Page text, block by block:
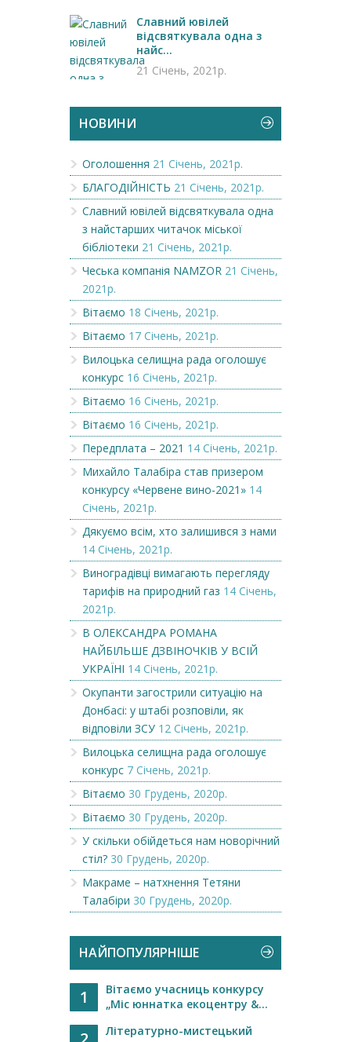
Славний ювілей
відсвяткувала одна з
найс...
21 Січень, 2021р.
НОВИНИ
Оголошення 21 Січень, 2021р.
БЛАГОДІЙНІСТЬ 21 Січень, 2021р.
Славний ювілей відсвяткувала одна
з найстарших читачок міської
бібліотеки 21 Січень, 2021р.
Чеська компанія NAMZOR 21 Січень,
2021р.
Вітаємо 18 Січень, 2021р.
Вітаємо 17 Січень, 2021р.
Вилоцька селищна рада оголошує
конкурс 16 Січень, 2021р.
Вітаємо 16 Січень, 2021р.
Вітаємо 16 Січень, 2021р.
Передплата – 2021 14 Січень, 2021р.
Михайло Талабіра став призером
конкурсу «Червене вино-2021» 14
Січень, 2021р.
Дякуємо всім, хто залишився з нами
14 Січень, 2021р.
Виноградівці вимагають перегляду
тарифів на природний газ 14 Січень,
2021р.
В ОЛЕКСАНДРА РОМАНА
НАЙБІЛЬШЕ ДЗВІНОЧКІВ У ВСІЙ
УКРАЇНІ 14 Січень, 2021р.
Окупанти загострили ситуацію на
Донбасі: у штабі розповіли, як
відповіли ЗСУ 12 Січень, 2021р.
Вилоцька селищна рада оголошує
конкурс 7 Січень, 2021р.
Вітаємо 30 Грудень, 2020р.
Вітаємо 30 Грудень, 2020р.
У скільки обійдеться нам новорічний
стіл? 30 Грудень, 2020р.
Макраме – натхнення Тетяни
Талабіри 30 Грудень, 2020р.
НАЙПОПУЛЯРНІШЕ
1
Вітаємо учасниць конкурсу
„Міс юннатка екоцентру &...
Літературно-мистецький